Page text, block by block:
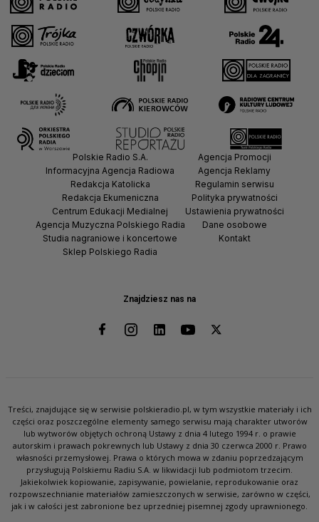
Znajdziesz nas na
Polskie Radio S.A.
Informacyjna Agencja Radiowa
Redakcja Katolicka
Redakcja Ekumeniczna
Centrum Edukacji Medialnej
Agencja Muzyczna Polskiego Radia
Studia nagraniowe i koncertowe
Sklep Polskiego Radia
Agencja Promocji
Agencja Reklamy
Regulamin serwisu
Polityka prywatności
Ustawienia prywatności
Dane osobowe
Kontakt
Treści, znajdujące się w serwisie polskieradio.pl, w tym wszystkie materiały i ich
części oraz poszczególne elementy samego serwisu mają charakter utworów
lub wytworów objętych ochroną Ustawy z dnia 4 lutego 1994 r. o prawie
autorskim i prawach pokrewnych lub Ustawy z dnia 30 czerwca 2000 r. Prawo
własności przemysłowej. Prawa o których mowa w zdaniu poprzedzającym
przysługują Polskiemu Radiu S.A. w likwidacji lub podmiotom trzecim.
Jakiekolwiek kopiowanie, zapisywanie, powielanie, reprodukowanie oraz
rozpowszechnianie materiałów zamieszczonych w serwisie, zarówno w części,
jak i w całości jest zabronione bez uprzedniej pisemnej zgody uprawnionego.